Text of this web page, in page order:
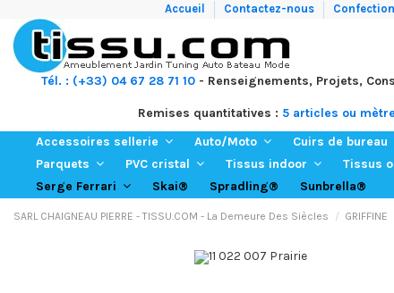
Accueil Contactez-nous
Tél. : (+33) 04 67 28 71 10 - Renseignements, Projets,
Remises quantitatives : 5 articles ou
Accessoires sellerie
Auto/Moto Cuirs de bureau
Parquets
PVC cristal Tissus indoor Tissus
Serge Ferrari
Skai® Spradling® Sunbrella®
SARL CHAIGNEAU PIERRE - TISSU.COM - La Demeure Des Siècles GRIFFINE